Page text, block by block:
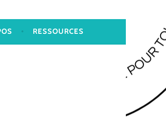
RESSOURCES